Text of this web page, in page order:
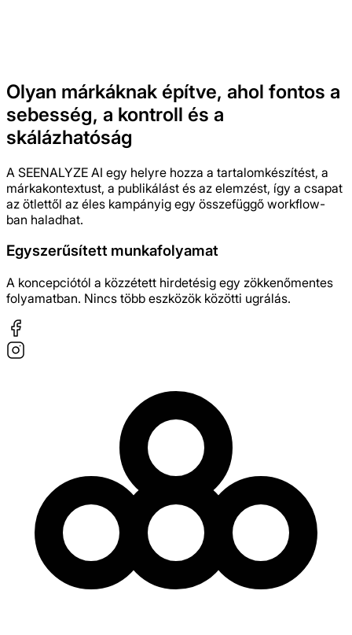
Kezdj hirdetéseket készíteni
Olyan márkáknak építve, ahol fontos a
sebesség, a kontroll és a
skálázhatóság
A SEENALYZE AI egy helyre hozza a tartalomkészítést, a
márkakontextust, a publikálást és az elemzést, így a csapat
az ötlettől az éles kampányig egy összefüggő workflow-
ban haladhat.
Egyszerűsített munkafolyamat
A koncepciótól a közzétett hirdetésig egy zökkenőmentes
folyamatban. Nincs több eszközök közötti ugrálás.